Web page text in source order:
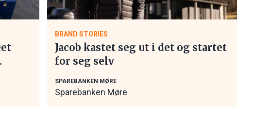
BRAND STORIES
Jacob kastet seg ut i det og startet
for seg selv
SPAREBANKEN MØRE
Sparebanken Møre